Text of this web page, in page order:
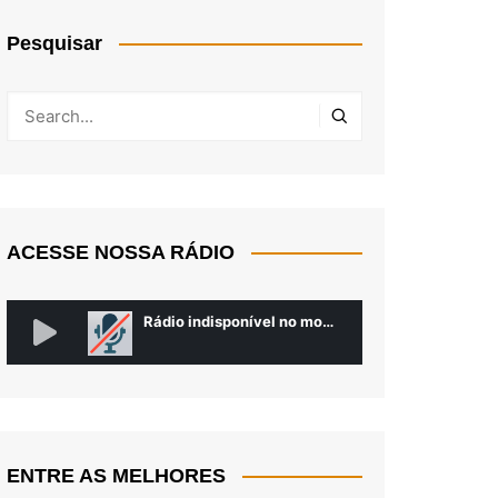
Pesquisar
ACESSE NOSSA RÁDIO
ENTRE AS MELHORES